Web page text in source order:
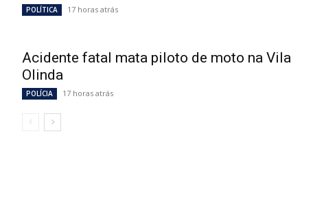
POLÍTICA 17 horas atrás
Acidente fatal mata piloto de moto na Vila
Olinda
POLÍCIA 17 horas atrás